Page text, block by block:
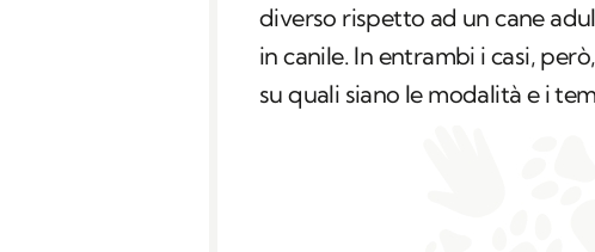
diverso rispetto ad un cane
in canile. In entrambi i casi,
su quali siano le modalità e i